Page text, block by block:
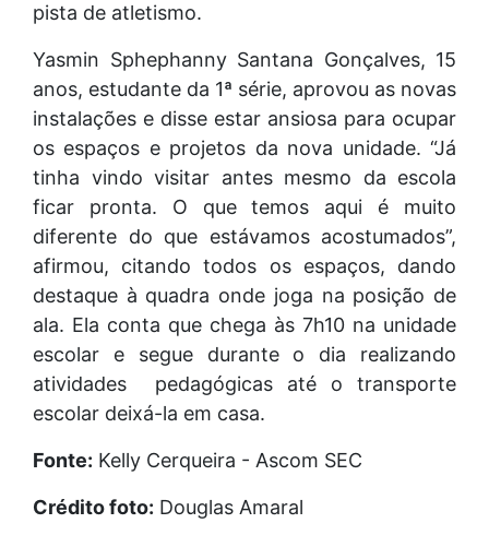
pista de atletismo.
Yasmin Sphephanny Santana Gonçalves, 15
anos, estudante da 1ª série, aprovou as novas
instalações e disse estar ansiosa para ocupar
os espaços e projetos da nova unidade. “Já
tinha vindo visitar antes mesmo da escola
ficar pronta. O que temos aqui é muito
diferente do que estávamos acostumados”,
afirmou, citando todos os espaços, dando
destaque à quadra onde joga na posição de
ala. Ela conta que chega às 7h10 na unidade
escolar e segue durante o dia realizando
atividades pedagógicas até o transporte
escolar deixá-la em casa.
Fonte: Kelly Cerqueira - Ascom SEC
Crédito foto: Douglas Amaral